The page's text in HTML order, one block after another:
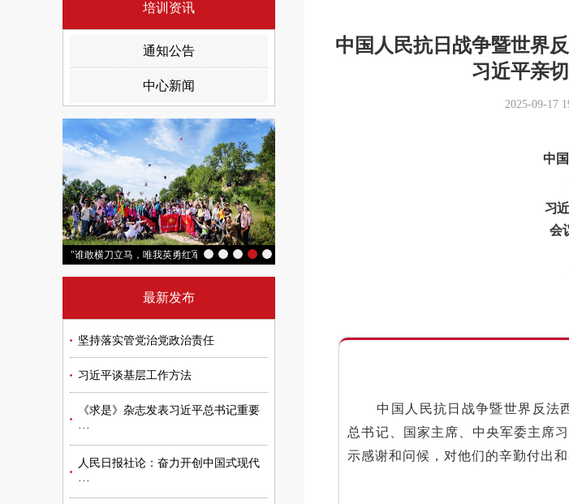
培训资讯
通知公告
中心新闻
追寻红色足迹 汲取奋进力量”延安培训班
"谁敢横刀立马，唯我英勇红军"2026重走长征路徒步实践活动（第三期到达吴起镇15公里）
"传承红色薪火 赓续共色血脉"陕西有色光电科技有限公司南泥湾
陕西天宏硅材
最新发布
坚持落实管党治党政治责任
习近平谈基层工作方法
《求是》杂志发表习近平总书记重要
···
人民日报社论：奋力开创中国式现代
···
中国人民抗日战争暨世界
习近平亲
2025-09-17
中
习
会
中国人民抗日战争暨世界反法
总书记、国家主席、中央军委主席
示感谢和问候，对他们的辛勤付出